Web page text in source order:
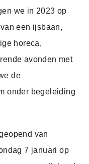
we in 2023 op
een ijsbaan,
horeca,
avonden met
de
onder begeleiding
van
7 januari op